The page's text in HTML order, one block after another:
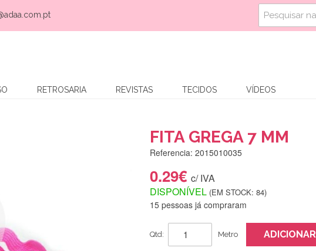
RETROSARIA REVISTAS TECIDOS VÍDEOS
FITA GREGA 7 MM
Referencia: 2015010035
0.29€ c/ IVA
DISPONÍVEL (EM STOCK: 84)
15 pessoas já compraram
Qtd: Metro ADICIONAR